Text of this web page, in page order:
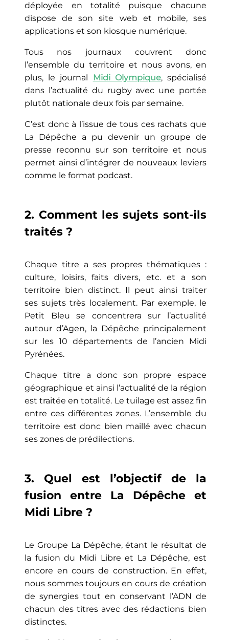
déployée en totalité puisque chacune
dispose de son site web et mobile, ses
applications et son kiosque numérique.
Tous nos journaux couvrent donc
l’ensemble du territoire et nous avons, en
plus, le journal
Midi Olympique, spécialisé
dans l’actualité du rugby avec une portée
plutôt nationale deux fois par semaine.
C’est donc à l’issue de tous ces rachats que
La Dépêche a pu devenir un groupe de
presse reconnu sur son territoire et nous
permet ainsi d’intégrer de nouveaux leviers
comme le format podcast.
2. Comment les sujets sont-ils
traités ?
Chaque titre a ses propres thématiques :
culture, loisirs, faits divers, etc. et a son
territoire bien distinct. Il peut ainsi traiter
ses sujets très localement. Par exemple, le
Petit Bleu se concentrera sur l’actualité
autour d’Agen, la Dépêche principalement
sur les 10 départements de l’ancien Midi
Pyrénées.
Chaque titre a donc son propre espace
géographique et ainsi l’actualité de la région
est traitée en totalité. Le tuilage est assez fin
entre ces différentes zones. L’ensemble du
territoire est donc bien maillé avec chacun
ses zones de prédilections.
3. Quel est l’objectif de la
fusion entre La Dépêche et
Midi Libre ?
Le Groupe La Dépêche, étant le résultat de
la fusion du Midi Libre et La Dépêche, est
encore en cours de construction. En effet,
nous sommes toujours en cours de création
de synergies tout en conservant l’ADN de
chacun des titres avec des rédactions bien
distinctes.